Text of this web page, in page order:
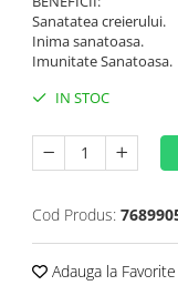
Sanatatea creierului.
Inima sanatoasa.
Imunitate Sanatoasa.
IN STOC
Cod Produs:
Adauga la Favorite